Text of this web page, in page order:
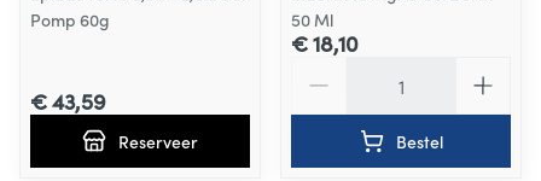
Pomp 60g
€ 43,59
Reserveer
50 Ml
€ 18,10
Bestel